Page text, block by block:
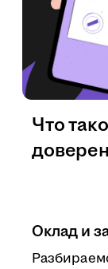
Оклад и
Что